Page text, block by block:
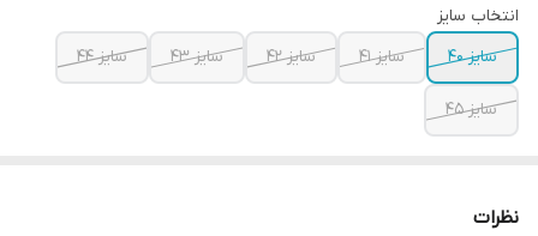
انتخاب سایز
سایز ۴۰
سایز ۴۱ سایز ۴۲ سایز ۴۳ سایز ۴۴
سایز ۴۵
نظرات